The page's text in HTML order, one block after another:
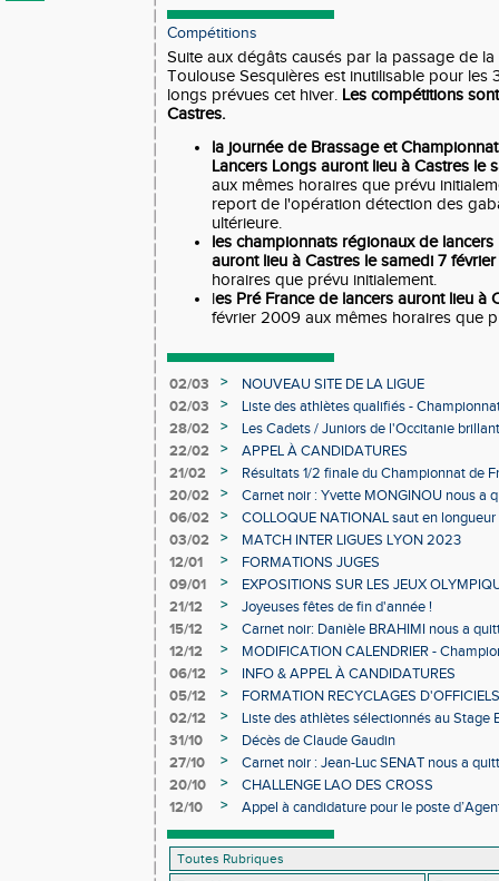
Compétitions
Suite aux dégâts causés par la passage de
Toulouse Sesquières est inutilisable pour les
longs prévues cet hiver. Les compétitions
Castres.
la journée de Brassage et
Lancers Longs auront lieu à Castres le
aux mêmes horaires que prévu
report de l'opération détection des
ultérieure.
les championnats régionaux de lancers
auront lieu à Castres le samedi 7
horaires que prévu initialement.
les Pré France de lancers auront lieu à
février 2009 aux mêmes horaires que
02/03 >
NOUVEAU SITE DE LA LIGUE
02/03
>
Liste des athlètes qualifiés -
Individuels en salle
28/02 >
Les Cadets / Juniors de l'Occitanie
22/02
>
APPEL À CANDIDATURES
21/02
>
Résultats 1/2 finale du Championnat de
20/02
>
Carnet noir : Yvette MONGINOU nous a
06/02
>
COLLOQUE NATIONAL saut en
03/02
>
MATCH INTER LIGUES LYON 2023
12/01
>
FORMATIONS JUGES
09/01
>
EXPOSITIONS SUR LES JEUX
21/12
>
Joyeuses fêtes de fin d'année !
15/12
>
Carnet noir: Danièle BRAHIMI nous a
12/12
>
MODIFICATION CALENDRIER -
06/12
>
INFO & APPEL À CANDIDATURES
05/12
>
FORMATION RECYCLAGES D'OFFICIELS
02/12
>
Liste des athlètes sélectionnés au Stage
31/10
>
Décès de Claude Gaudin
27/10
>
Carnet noir : Jean-Luc SENAT nous a
20/10
>
CHALLENGE LAO DES CROSS
12/10
>
Appel à candidature pour le poste